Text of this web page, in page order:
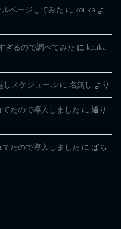
ベージしてみた に kouka よ
ぎるので調べてみた に kouka
しスケジュール に 名無し より
たので導入しました に 通り
たので導入しました に ぱち